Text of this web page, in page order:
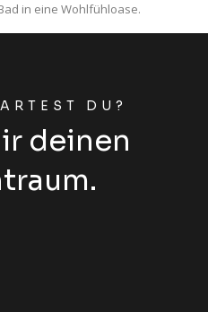
in eine Wohlfühloase.
DU?
deinen